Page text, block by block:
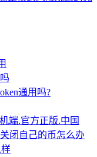
通用吗?
端.官方正版.中国
闭自己的币怎么办